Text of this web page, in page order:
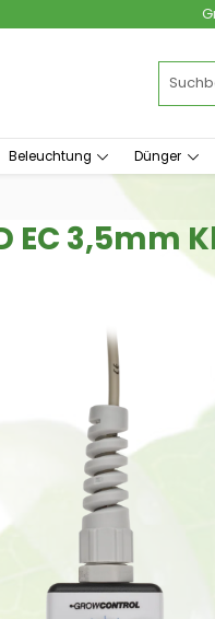
Beleuchtung Dünger
EC